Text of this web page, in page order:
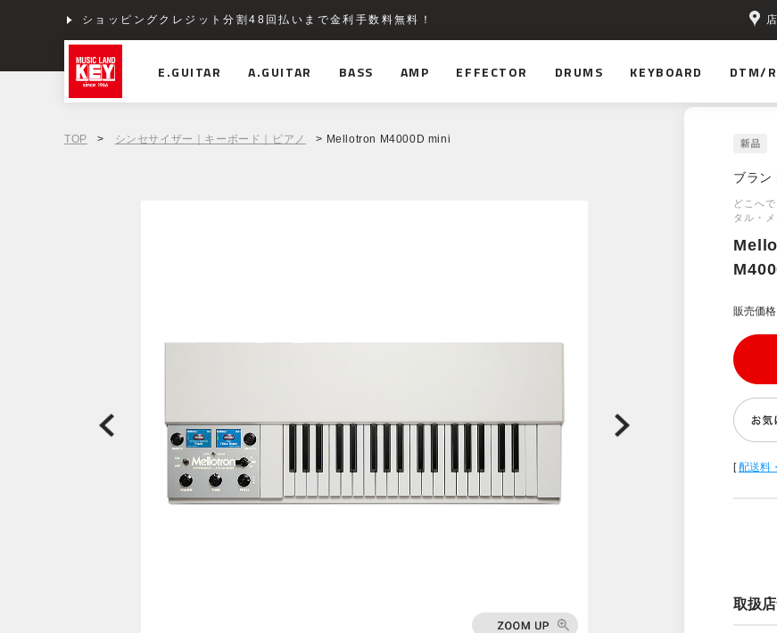
ショッピングクレジット分割48回払いまで金利手数料無料！
E.GUITAR A.GUITAR BASS AMP EFFECTOR DRUMS KEYBOARD DTM/
TOP > シンセサイザー｜キーボード｜ピアノ > Mellotron M4000D mini
ブラン
どこへ
タル・
販売価格
[配送料
取扱